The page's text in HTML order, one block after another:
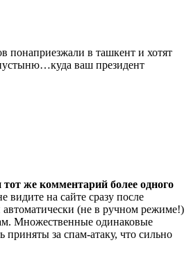
понаприезжали в ташкент и хотят
ваш президент
же комментарий более одного
видите на сайте сразу после
(не в ручном режиме!)
Множественные одинаковые
приняты за спам-атаку, что сильно